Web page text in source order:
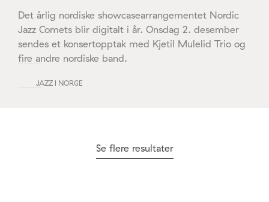
Det årlig nordiske showcasearrangementet Nordic
Jazz Comets blir digitalt i år. Onsdag 2. desember
sendes et konsertopptak med Kjetil Mulelid Trio og
fire andre nordiske band.
JAZZ I NORGE
Se flere resultater